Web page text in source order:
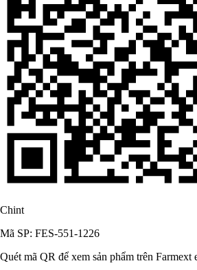
Chint
Mã SP: FES-551-1226
Quét mã QR để xem sản phẩm trên Farmext